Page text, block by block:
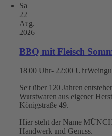
Sa.
22
Aug.
2026
BBQ mit Fleisch
18:00 Uhr- 22:00 Uhr
Seit über 120 Jahren
Wurstwaren aus eigener
Königstraße 49.
Hier steht der Name
Handwerk und Genuss.